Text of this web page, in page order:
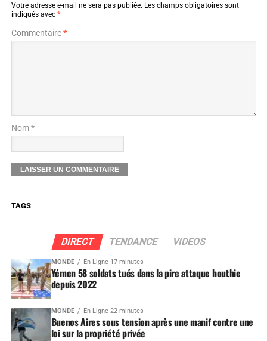
Votre adresse e-mail ne sera pas publiée. Les champs obligatoires sont
indiqués avec *
Commentaire*
Nom *
TAGS
DIRECT TENDANCE VIDEOS
MONDE En Ligne 17 minutes
Yémen 58 soldats tués dans la pire attaque houthie
depuis 2022
MONDE En Ligne 22 minutes
Buenos Aires sous tension après une manif contre une
loi sur la propriété privée